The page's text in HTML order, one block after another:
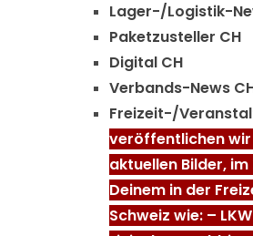
Lager-/Logistik-
Paketzusteller CH
Digital CH
Verbands-News
Freizeit-/
veröffentlichen
aktuellen Bilder,
Deinem in der
Schweiz wie: –